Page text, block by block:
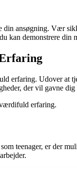
ansøgning. Vær
kan demonstrere din
erfaring. Udover at
der vil gavne dig
erfaring.
teenager, er der